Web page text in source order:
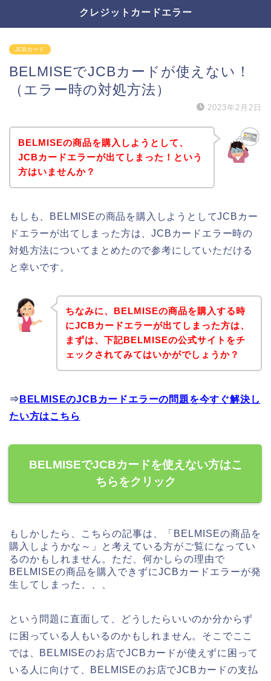
クレジットカードエラー
JCBカード
BELMISEでJCBカードが使えない！
（エラー時の対処方法）
2023年2月2日
BELMISEの商品を購入しようとして、
JCBカードエラーが出てしまった！という
方はいませんか？
もしも、BELMISEの商品を購入しようとしてJCBカー
ドエラーが出てしまった方は、JCBカードエラー時の
対処方法についてまとめたので参考にしていただける
と幸いです。
ちなみに、BELMISEの商品を購入する時
にJCBカードエラーが出てしまった方は、
まずは、下記BELMISEの公式サイトをチ
ェックされてみてはいかがでしょうか？
⇒ BELMISEのJCBカードエラーの問題を今すぐ解決し
たい方はこちら
BELMISEでJCBカードを使えない方はこ
ちらをクリック
もしかしたら、こちらの記事は、「BELMISEの商品を
購入しようかな～」と考えている方がご覧になってい
るのかもしれません。ただ、何かしらの理由で
BELMISEの商品を購入できずにJCBカードエラーが発
生してしまった、、、
という問題に直面して、どうしたらいいのか分からず
に困っている人もいるのかもしれません。そこでここ
では、BELMISEのお店でJCBカードが使えずに困って
いる人に向けて、BELMISEのお店でJCBカードの支払